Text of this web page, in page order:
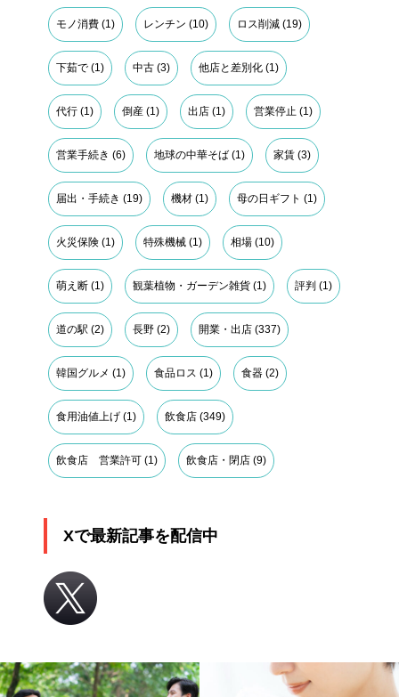
モノ消費 (1) レンチン (10) ロス削減 (19)
下茹で (1) 中古 (3) 他店と差別化 (1)
代行 (1) 倒産 (1) 出店 (1) 営業停止 (1)
営業手続き (6) 地球の中華そば (1) 家賃 (3)
届出・手続き (19) 機材 (1) 母の日ギフト (1)
火災保険 (1) 特殊機械 (1) 相場 (10)
萌え断 (1) 観葉植物・ガーデン雑貨 (1) 評判 (1)
道の駅 (2) 長野 (2) 開業・出店 (337)
韓国グルメ (1) 食品ロス (1) 食器 (2)
食用油値上げ (1) 飲食店 (349)
飲食店 営業許可 (1) 飲食店・閉店 (9)
Xで最新記事を配信中